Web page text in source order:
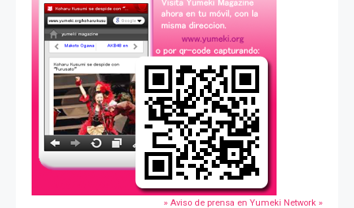
» Aviso de prensa en Yumeki Network »